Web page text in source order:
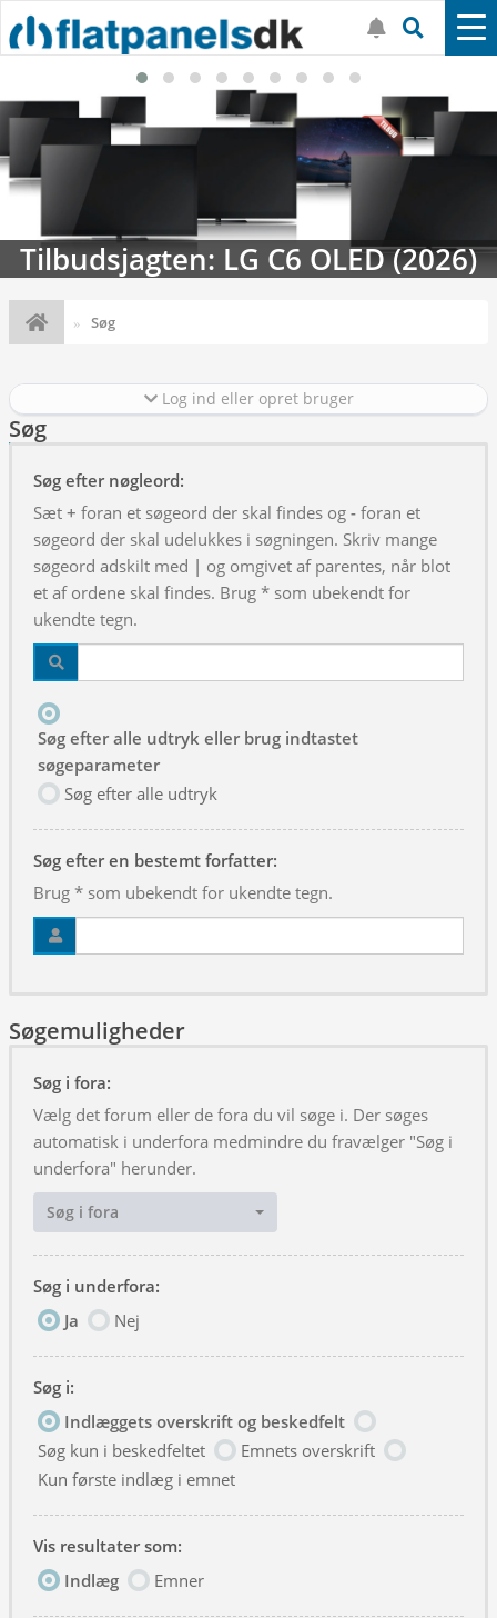
Tilbudsjagten: LG C6 OLED (2026)
Søg
Log ind eller opret bruger
Søg
Søg efter nøgleord:
Sæt + foran et søgeord der skal findes og - foran et
søgeord der skal udelukkes i søgningen. Skriv mange
søgeord adskilt med | og omgivet af parentes, når blot
et af ordene skal findes. Brug * som ubekendt for
ukendte tegn.
Søg efter alle udtryk eller brug indtastet
søgeparameter
Søg efter alle udtryk
Søg efter en bestemt forfatter:
Brug * som ubekendt for ukendte tegn.
Søgemuligheder
Søg i fora:
Vælg det forum eller de fora du vil søge i. Der søges
automatisk i underfora medmindre du fravælger "Søg i
underfora" herunder.
Søg i fora
Søg i underfora:
Ja
Nej
Søg i:
Indlæggets overskrift og beskedfelt
Søg kun i beskedfeltet
Emnets overskrift
Kun første indlæg i emnet
Vis resultater som:
Indlæg
Emner